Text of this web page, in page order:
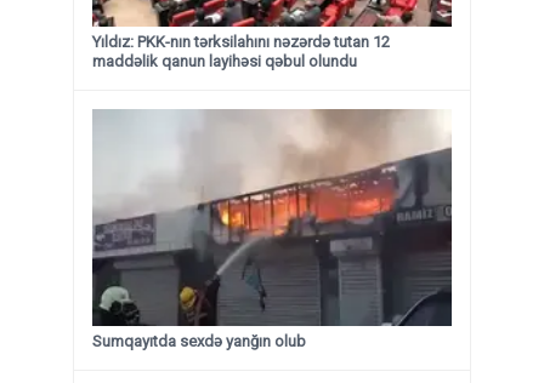
Yıldız: PKK-nın tərksilahını nəzərdə tutan 12
maddəlik qanun layihəsi qəbul olundu ​​​​​​​
Sumqayıtda sexdə yanğın olub